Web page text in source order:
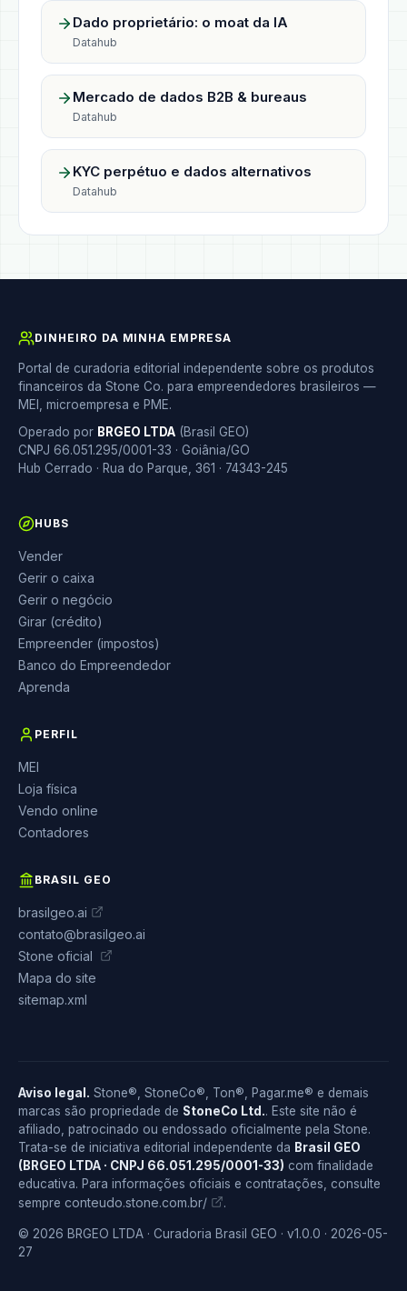
Dado proprietário: o moat da IA
Datahub
Mercado de dados B2B & bureaus
Datahub
KYC perpétuo e dados alternativos
Datahub
DINHEIRO DA MINHA EMPRESA
Portal de curadoria editorial independente sobre os produtos
financeiros da Stone Co. para empreendedores brasileiros —
MEI, microempresa e PME.
Operado por BRGEO LTDA (Brasil GEO)
CNPJ 66.051.295/0001-33 · Goiânia/GO
Hub Cerrado · Rua do Parque, 361 · 74343-245
HUBS
Vender
Gerir o caixa
Gerir o negócio
Girar (crédito)
Empreender (impostos)
Banco do Empreendedor
Aprenda
PERFIL
MEI
Loja física
Vendo online
Contadores
BRASIL GEO
brasilgeo.ai
contato@brasilgeo.ai
Stone oficial
Mapa do site
sitemap.xml
Aviso legal. Stone®, StoneCo®, Ton®, Pagar.me® e demais
marcas são propriedade de StoneCo Ltd.. Este site não é
afiliado, patrocinado ou endossado oficialmente pela Stone.
Trata-se de iniciativa editorial independente da Brasil GEO
(BRGEO LTDA · CNPJ 66.051.295/0001-33) com finalidade
educativa. Para informações oficiais e contratações, consulte
sempre conteudo.stone.com.br/ .
© 2026 BRGEO LTDA · Curadoria Brasil GEO · v1.0.0 · 2026-05-
27